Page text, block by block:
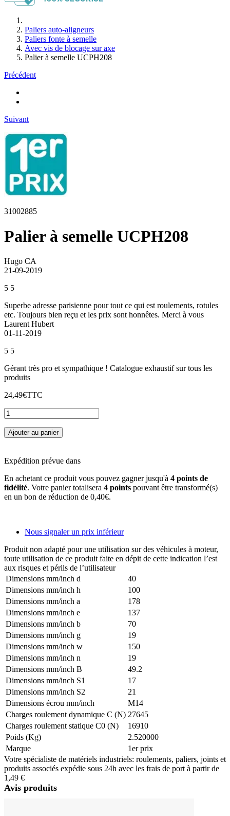
Paliers auto-aligneurs
Paliers fonte à semelle
Avec vis de blocage sur axe
Palier à semelle UCPH208
Précédent
Suivant
31002885
Palier à semelle UCPH208
Hugo CA
21-09-2019
5 5
Superbe adresse parisienne pour tout ce qui est roulements, rotules
etc. Toujours bien reçu et les prix sont honnêtes. Merci à vous
Laurent Hubert
01-11-2019
5 5
Gérant très pro et sympathique ! Catalogue exhaustif sur tous les
produits
24,49€TTC
Ajouter au panier
Expédition prévue dans
En achetant ce produit vous pouvez gagner jusqu'à 4 points de
fidélité. Votre panier totalisera 4 points pouvant être transformé(s)
en un bon de réduction de 0,40€.
Nous signaler un prix inférieur
Produit non adapté pour une utilisation sur des véhicules à moteur,
toute utilisation de ce produit faite en dépit de cette indication l’est
aux risques et périls de l’utilisateur
Dimensions mm/inch d
40
Dimensions mm/inch h
100
Dimensions mm/inch a
178
Dimensions mm/inch e
137
Dimensions mm/inch b
70
Dimensions mm/inch g
19
Dimensions mm/inch w
150
Dimensions mm/inch n
19
Dimensions mm/inch B
49.2
Dimensions mm/inch S1
17
Dimensions mm/inch S2
21
Dimensions écrou mm/inch
M14
Charges roulement dynamique C (N) 27645
Charges roulement statique C0 (N)
16910
Poids (Kg)
2.520000
Marque
1er prix
Votre spécialiste de matériels industriels: roulements, paliers, joints et
produits associés expédie sous 24h avec les frais de port à partir de
1,49 €
Avis produits